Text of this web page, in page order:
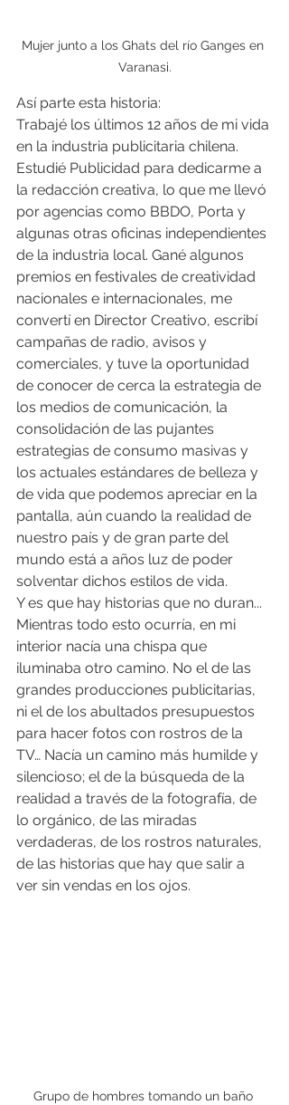
Mujer junto a los Ghats del río Ganges en
Varanasi.
Así parte esta historia:
Trabajé los últimos 12 años de mi vida
en la industria publicitaria chilena.
Estudié Publicidad para dedicarme a
la redacción creativa, lo que me llevó
por agencias como BBDO, Porta y
algunas otras oficinas independientes
de la industria local. Gané algunos
premios en festivales de creatividad
nacionales e internacionales, me
convertí en Director Creativo, escribí
campañas de radio, avisos y
comerciales, y tuve la oportunidad
de conocer de cerca la estrategia de
los medios de comunicación, la
consolidación de las pujantes
estrategias de consumo masivas y
los actuales estándares de belleza y
de vida que podemos apreciar en la
pantalla, aún cuando la realidad de
nuestro país y de gran parte del
mundo está a años luz de poder
solventar dichos estilos de vida.
Y es que hay historias que no duran...
Mientras todo esto ocurría, en mi
interior nacía una chispa que
iluminaba otro camino. No el de las
grandes producciones publicitarias,
ni el de los abultados presupuestos
para hacer fotos con rostros de la
TV… Nacía un camino más humilde y
silencioso; el de la búsqueda de la
realidad a través de la fotografía, de
lo orgánico, de las miradas
verdaderas, de los rostros naturales,
de las historias que hay que salir a
ver sin vendas en los ojos.
Grupo de hombres tomando un baño